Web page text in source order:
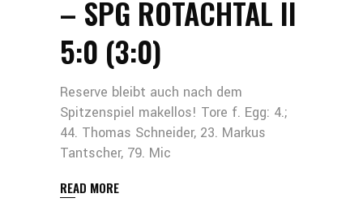
– SPG ROTACHTAL II
5:0 (3:0)
Reserve bleibt auch nach dem
Spitzenspiel makellos! Tore f. Egg: 4.;
44. Thomas Schneider, 23. Markus
Tantscher, 79. Mic
READ MORE